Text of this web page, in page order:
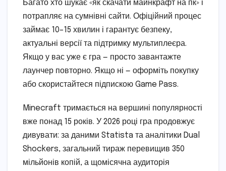
Багато хто шукає «як скачати майнкрафт на пк» і
потрапляє на сумнівні сайти. Офіційний процес
займає 10–15 хвилин і гарантує безпеку,
актуальні версії та підтримку мультиплеєра.
Якщо у вас уже є гра — просто завантажте
лаунчер повторно. Якщо ні — оформіть покупку
або скористайтеся підпискою Game Pass.
Minecraft тримається на вершині популярності
вже понад 15 років. У 2026 році гра продовжує
дивувати: за даними Statista та аналітики Dual
Shockers, загальний тираж перевищив 350
мільйонів копій, а щомісячна аудиторія